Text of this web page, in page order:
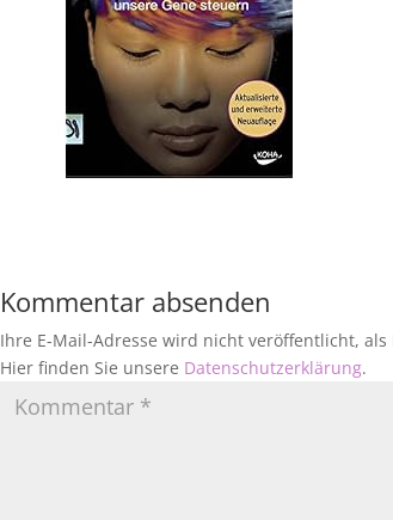
Kommentar absenden
Ihre E-Mail-Adresse wird nicht veröffentlicht,
Hier finden Sie unsere Datenschutzerklärung.